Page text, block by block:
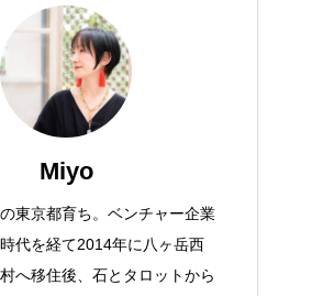
Miyo
東京都育ち。ベンチャー企業
代を経て2014年に八ヶ岳西
へ移住後、石とタロットから